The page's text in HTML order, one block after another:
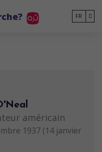
FR
américain
1937 (14 janvier